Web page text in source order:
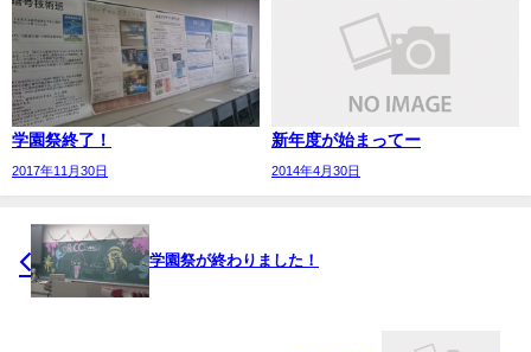
学園祭終了！
2017年11月30日
新年度が始まってー
2014年4月30日
学園祭が終わりました！